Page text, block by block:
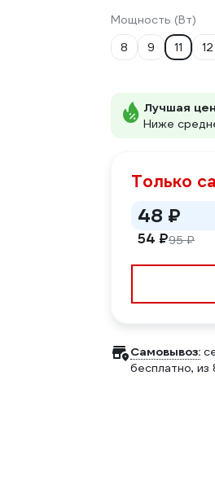
Мощность (Вт)
8
9 11 12
Лучшая
Ниже
Только
48 ₽
54 ₽95 ₽
Самовывоз:
бесплатно, из